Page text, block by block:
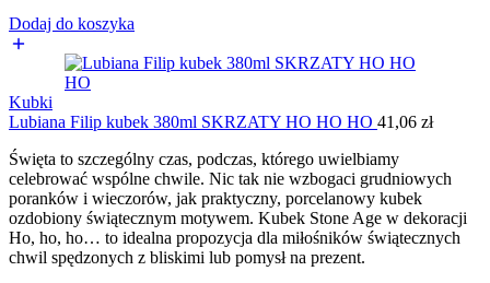
Dodaj do koszyka
Kubki
Lubiana Filip kubek 380ml SKRZATY HO HO HO 41,06 zł
Święta to szczególny czas, podczas, którego uwielbiamy
celebrować wspólne chwile. Nic tak nie wzbogaci grudniowych
poranków i wieczorów, jak praktyczny, porcelanowy kubek
ozdobiony świątecznym motywem. Kubek Stone Age w dekoracji
Ho, ho, ho… to idealna propozycja dla miłośników świątecznych
chwil spędzonych z bliskimi lub pomysł na prezent.